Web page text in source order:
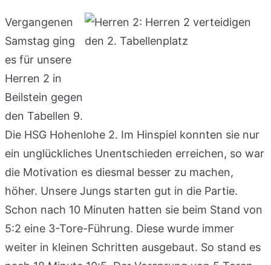
Vergangenen
Samstag ging
es für unsere
Herren 2 in
Beilstein gegen
den Tabellen 9.
Die HSG Hohenlohe 2. Im Hinspiel konnten sie nur
ein unglückliches Unentschieden erreichen, so war
die Motivation es diesmal besser zu machen,
höher. Unsere Jungs starten gut in die Partie.
Schon nach 10 Minuten hatten sie beim Stand von
5:2 eine 3-Tore-Führung. Diese wurde immer
weiter in kleinen Schritten ausgebaut. So stand es